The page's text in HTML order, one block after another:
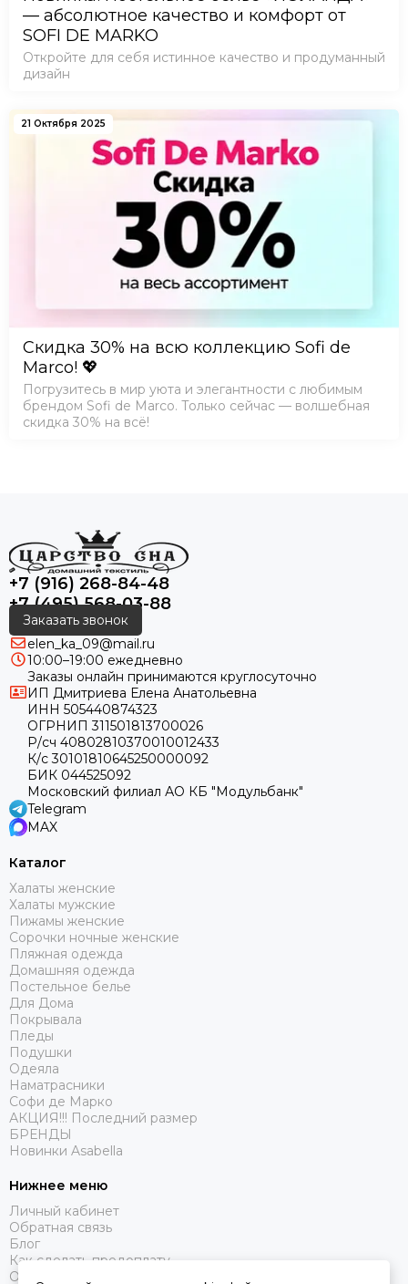
— абсолютное качество и комфорт от
SOFI DE MARKO
Откройте для себя истинное качество и продуманный
дизайн
21 Октября 2025
Скидка 30% на всю коллекцию Sofi de
Marco! 💖
Погрузитесь в мир уюта и элегантности с любимым
брендом Sofi de Marco. Только сейчас — волшебная
скидка 30% на всё!
+7 (916) 268-84-48
+7 (495) 568-03-88
Заказать звонок
elen_ka_09@mail.ru
10:00–19:00 ежедневно
Заказы онлайн принимаются круглосуточно
ИП Дмитриева Елена Анатольевна
ИНН 505440874323
ОГРНИП 311501813700026
Р/сч 40802810370010012433
К/с 30101810645250000092
БИК 044525092
Московский филиал АО КБ "Модульбанк"
Telegram
MAX
Каталог
Халаты женские
Халаты мужские
Пижамы женские
Сорочки ночные женские
Пляжная одежда
Домашняя одежда
Постельное белье
Для Дома
Покрывала
Пледы
Подушки
Одеяла
Наматрасники
Софи де Марко
АКЦИЯ!!! Последний размер
БРЕНДЫ
Новинки Asabella
Нижнее меню
Личный кабинет
Обратная связь
Блог
Как сделать предоплату
Оферта